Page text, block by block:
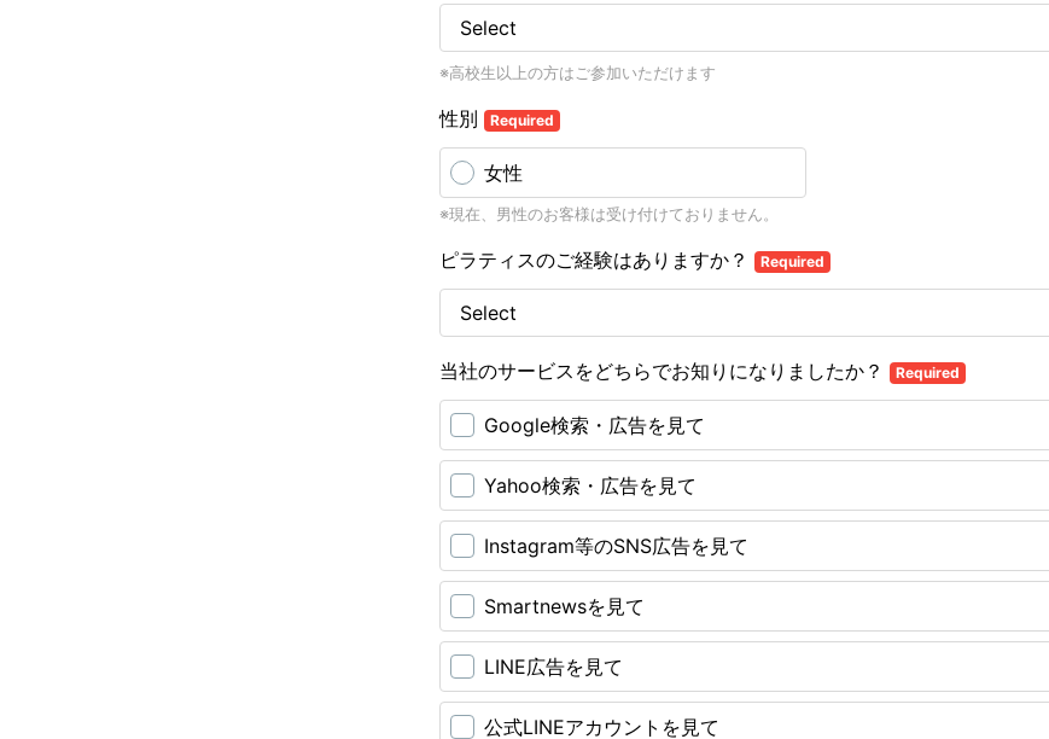
※高校生以上の方はご参加いただけます
性別 Required
女性
※現在、男性のお客様は受け付けておりません。
ピラティスのご経験はありますか？ Required
当社のサービスをどちらでお知りになりましたか？ Required
Google検索・広告を見て
Yahoo検索・広告を見て
Instagram等のSNS広告を見て
Smartnewsを見て
LINE広告を見て
公式LINEアカウントを見て